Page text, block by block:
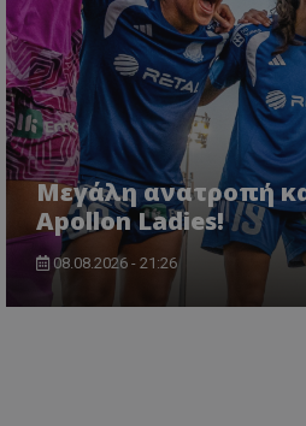
Μεγάλη ανατροπή
Apollon Ladies!
08.08.2026 - 21:26